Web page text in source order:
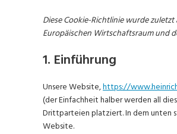
Diese Cookie-Richtlinie wurde
Europäischen Wirtschaftsraum und
1. Einführung
Unsere Website,https://
(der Einfachheit halber werden all
Drittparteien platziert. In dem unten
Website.